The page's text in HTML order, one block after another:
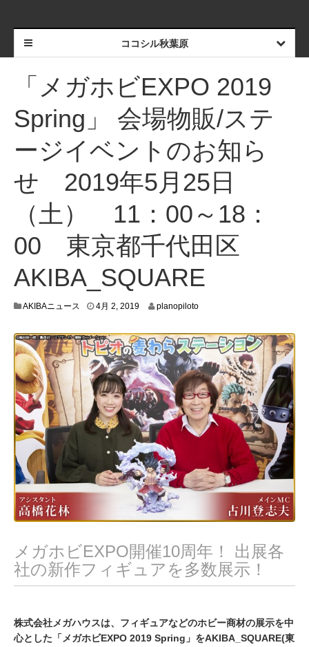
ココシル秋葉原
「メガホビEXPO 2019
Spring」 会場物販/ステ
ージイベントのお知ら
せ 2019年5月25日
（土） 11：00～18：
00 東京都千代田区
AKIBA_SQUARE
AKIBAニュース 4月 2, 20193
8
,
2
0
1
9
planopiloto
メガホビEXPO開催10周年！ 出展各
社の新作フィギュアを多数展示！
株式会社メガハウスは、フィギュアなどのホビー商材の展示を中
心とした「メガホビEXPO 2019 Spring」をAKIBA_SQUARE(東